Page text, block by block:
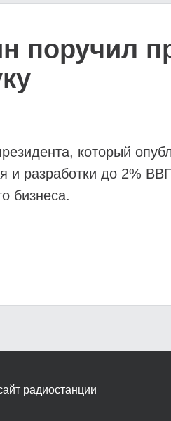
поручил
который
и разработки до 2%
бизнеса.
радиостанции